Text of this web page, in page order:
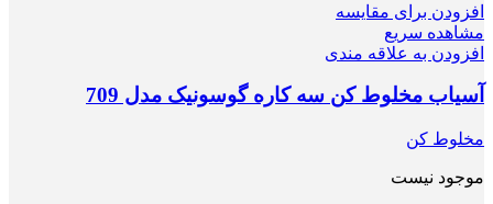
افزودن برای مقایسه
مشاهده سریع
افزودن به علاقه مندی
آسیاب مخلوط کن سه کاره گوسونیک مدل 709
مخلوط کن
موجود نیست